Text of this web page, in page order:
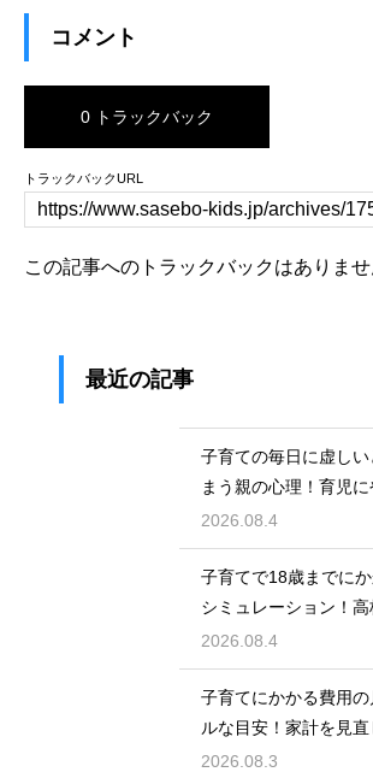
コメント
0 トラックバック
トラックバックURL
この記事へのトラックバックはありませ
最近の記事
子育ての毎日に虚しい
まう親の心理！育児
見出して自分自身の人
生きるための考え方
2026.08.4
子育てで18歳までに
シミュレーション！
の教育資金を賢く準備
な不安を解消する
2026.08.4
子育てにかかる費用
ルな目安！家計を見
出費を抑えながら無理
2026.08.3